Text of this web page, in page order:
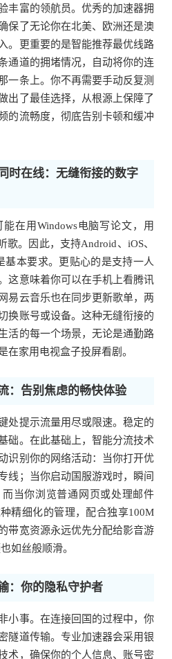
丰富的领航员。优秀的加速器拥
保了无论你在北美、欧洲还是澳
。更重要的是智能推荐最优线路
通道的拥堵情况，自动将你的连
一条上。你不再需要手动反复测
出了最佳选择，从根源上保障了
的流畅度，彻底告别卡顿和缓冲
时在线：无缝衔接的数字
在用Windows电脑写论文，用
歌。因此，支持Android、iOS、
基本要求。更贴心的是支持一人
这意味着你可以在手机上看腾讯
易云音乐也在同步更新歌单，两
换账号或设备。这种无缝衔接的
活的每一个场景，无论是通勤路
在家用电视盒子投屏看剧。
：告别焦虑的畅快体验
处提示流量用尽或限速。稳定的
础。在此基础上，智能分流技术
识别你的网络活动：当你打开优
线；当你启动国服游戏时，瞬间
当你浏览普通网页或处理邮件
精细化的管理，配合独享100M
带宽资源永远优先分配给影音游
如丝般顺滑。
：你的隐私守护者
小事。在连接回国的过程中，你
隧道传输。专业加速器会采用银
术，确保你的个人信息、账号密